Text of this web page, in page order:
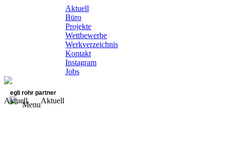
Aktuell
Büro
Projekte
Wettbewerbe
Werkverzeichnis
Kontakt
Instagram
Jobs
egli rohr partner
Menu
Aktuell Aktuell